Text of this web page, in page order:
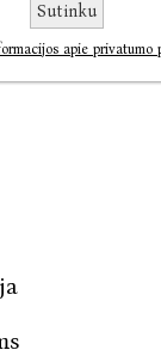
Sutinku
apie privatumo